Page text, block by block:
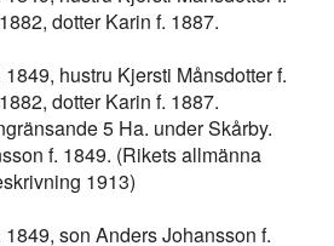
dotter Karin f. 1887.
hustru Kjersti Månsdotter f.
dotter Karin f. 1887.
5 Ha. under Skårby.
f. 1849. (Rikets allmänna
1913)
son Anders Johansson f.